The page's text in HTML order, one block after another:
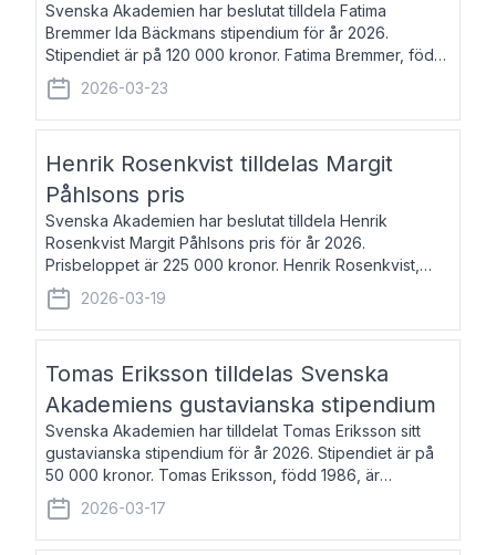
Svenska Akademien har beslutat tilldela Fatima
Bremmer Ida Bäckmans stipendium för år 2026.
Stipendiet är på 120 000 kronor. Fatima Bremmer, född
1977, är journalist och författare. Hon utkom i fjol med
boken Ligan. Klarakvarterens blodsyst
2026-03-23
Henrik Rosenkvist tilldelas Margit
Påhlsons pris
Svenska Akademien har beslutat tilldela Henrik
Rosenkvist Margit Påhlsons pris för år 2026.
Prisbeloppet är 225 000 kronor. Henrik Rosenkvist,
född 1965, är professor i nordiska språk vid Göteborgs
universitet. Han disputerade 2004 på avhan
2026-03-19
Tomas Eriksson tilldelas Svenska
Akademiens gustavianska stipendium
Svenska Akademien har tilldelat Tomas Eriksson sitt
gustavianska stipendium för år 2026. Stipendiet är på
50 000 kronor. Tomas Eriksson, född 1986, är
projektledare inom marknadsföring och författare och
utkom i fjol med boken Syndabocken.
2026-03-17